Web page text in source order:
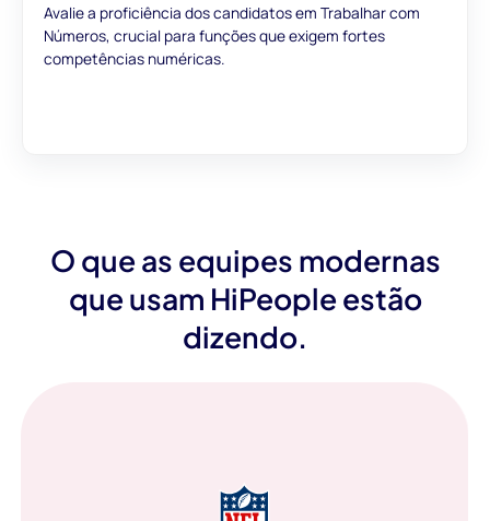
Avalie a proficiência dos candidatos em Trabalhar com
Números, crucial para funções que exigem fortes
competências numéricas.
O que as equipes modernas
que usam HiPeople estão
dizendo.